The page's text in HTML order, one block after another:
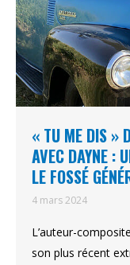
« TU ME DIS »
AVEC DAYNE :
LE FOSSÉ
4 mars 2024
L’auteur-
son plus récent